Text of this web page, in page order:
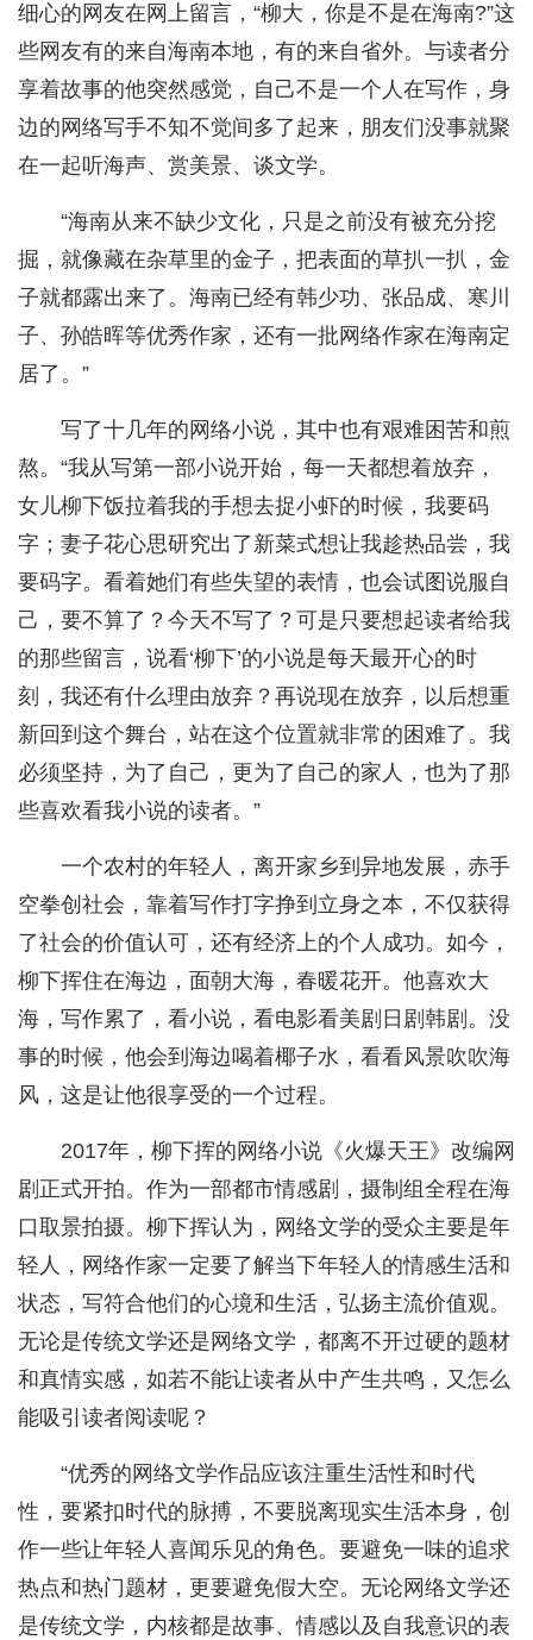
细心的网友在网上留言，“柳大，你是不是在海南?”这
些网友有的来自海南本地，有的来自省外。与读者分
享着故事的他突然感觉，自己不是一个人在写作，身
边的网络写手不知不觉间多了起来，朋友们没事就聚
在一起听海声、赏美景、谈文学。
“海南从来不缺少文化，只是之前没有被充分挖
掘，就像藏在杂草里的金子，把表面的草扒一扒，金
子就都露出来了。海南已经有韩少功、张品成、寒川
子、孙皓晖等优秀作家，还有一批网络作家在海南定
居了。”
写了十几年的网络小说，其中也有艰难困苦和煎
熬。“我从写第一部小说开始，每一天都想着放弃，
女儿柳下饭拉着我的手想去捉小虾的时候，我要码
字；妻子花心思研究出了新菜式想让我趁热品尝，我
要码字。看着她们有些失望的表情，也会试图说服自
己，要不算了？今天不写了？可是只要想起读者给我
的那些留言，说看‘柳下’的小说是每天最开心的时
刻，我还有什么理由放弃？再说现在放弃，以后想重
新回到这个舞台，站在这个位置就非常的困难了。我
必须坚持，为了自己，更为了自己的家人，也为了那
些喜欢看我小说的读者。”
一个农村的年轻人，离开家乡到异地发展，赤手
空拳创社会，靠着写作打字挣到立身之本，不仅获得
了社会的价值认可，还有经济上的个人成功。如今，
柳下挥住在海边，面朝大海，春暖花开。他喜欢大
海，写作累了，看小说，看电影看美剧日剧韩剧。没
事的时候，他会到海边喝着椰子水，看看风景吹吹海
风，这是让他很享受的一个过程。
2017年，柳下挥的网络小说《火爆天王》改编网
剧正式开拍。作为一部都市情感剧，摄制组全程在海
口取景拍摄。柳下挥认为，网络文学的受众主要是年
轻人，网络作家一定要了解当下年轻人的情感生活和
状态，写符合他们的心境和生活，弘扬主流价值观。
无论是传统文学还是网络文学，都离不开过硬的题材
和真情实感，如若不能让读者从中产生共鸣，又怎么
能吸引读者阅读呢？
“优秀的网络文学作品应该注重生活性和时代
性，要紧扣时代的脉搏，不要脱离现实生活本身，创
作一些让年轻人喜闻乐见的角色。要避免一味的追求
热点和热门题材，更要避免假大空。无论网络文学还
是传统文学，内核都是故事、情感以及自我意识的表